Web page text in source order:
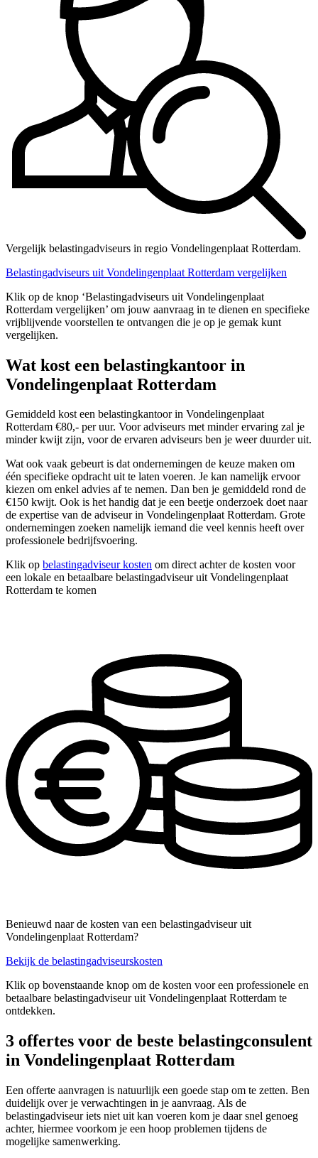
Vergelijk belastingadviseurs in regio Vondelingenplaat Rotterdam.
Belastingadviseurs uit Vondelingenplaat Rotterdam vergelijken
Klik op de knop ‘Belastingadviseurs uit Vondelingenplaat
Rotterdam vergelijken’ om jouw aanvraag in te dienen en specifieke
vrijblijvende voorstellen te ontvangen die je op je gemak kunt
vergelijken.
Wat kost een belastingkantoor in
Vondelingenplaat Rotterdam
Gemiddeld kost een belastingkantoor in Vondelingenplaat
Rotterdam €80,- per uur. Voor adviseurs met minder ervaring zal je
minder kwijt zijn, voor de ervaren adviseurs ben je weer duurder uit.
Wat ook vaak gebeurt is dat ondernemingen de keuze maken om
één specifieke opdracht uit te laten voeren. Je kan namelijk ervoor
kiezen om enkel advies af te nemen. Dan ben je gemiddeld rond de
€150 kwijt. Ook is het handig dat je een beetje onderzoek doet naar
de expertise van de adviseur in Vondelingenplaat Rotterdam. Grote
ondernemingen zoeken namelijk iemand die veel kennis heeft over
professionele bedrijfsvoering.
Klik op belastingadviseur kosten om direct achter de kosten voor
een lokale en betaalbare belastingadviseur uit Vondelingenplaat
Rotterdam te komen
Benieuwd naar de kosten van een belastingadviseur uit
Vondelingenplaat Rotterdam?
Bekijk de belastingadviseurskosten
Klik op bovenstaande knop om de kosten voor een professionele en
betaalbare belastingadviseur uit Vondelingenplaat Rotterdam te
ontdekken.
3 offertes voor de beste belastingconsulent
in Vondelingenplaat Rotterdam
Een offerte aanvragen is natuurlijk een goede stap om te zetten. Ben
duidelijk over je verwachtingen in je aanvraag. Als de
belastingadviseur iets niet uit kan voeren kom je daar snel genoeg
achter, hiermee voorkom je een hoop problemen tijdens de
mogelijke samenwerking.